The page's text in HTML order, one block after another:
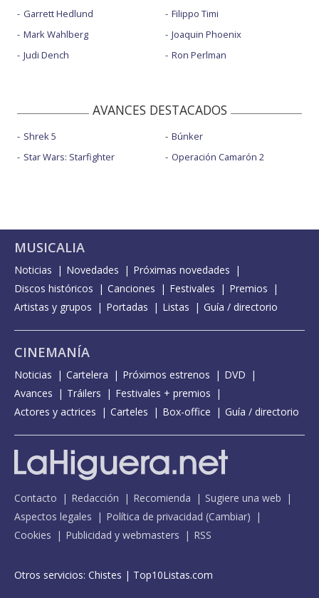
Garrett Hedlund
Mark Wahlberg
Judi Dench
Filippo Timi
Joaquin Phoenix
Ron Perlman
AVANCES DESTACADOS
Shrek 5
Star Wars: Starfighter
Búnker
Operación Camarón 2
MUSICALIA
Noticias Novedades
Próximas novedades
Discos históricos
Canciones Festivales
Premios
Artistas y grupos
Portadas Listas Guía / directorio
CINEMANÍA
Noticias Cartelera Próximos estrenos
DVD
Avances
Tráilers
Festivales + premios
Actores y actrices
Carteles Box-office Guía / directorio
Contacto Redacción Recomienda
Sugiere una web
Aspectos legales
Política de privacidad (Cambiar)
Cookies
Publicidad y webmasters RSS
Otros servicios: Chistes | Top10Listas.com